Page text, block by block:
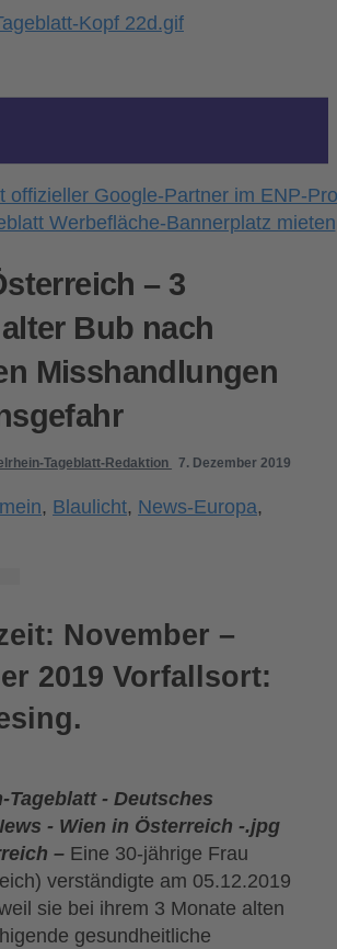
– 3
Bub nach
Misshandlungen
Tageblatt-Redaktion 7. Dezember 2019
, Blaulicht, News-Europa,
November –
2019 Vorfallsort:
– Eine 30-jährige Frau
verständigte am 05.12.2019
sie bei ihrem 3 Monate alten
gesundheitliche